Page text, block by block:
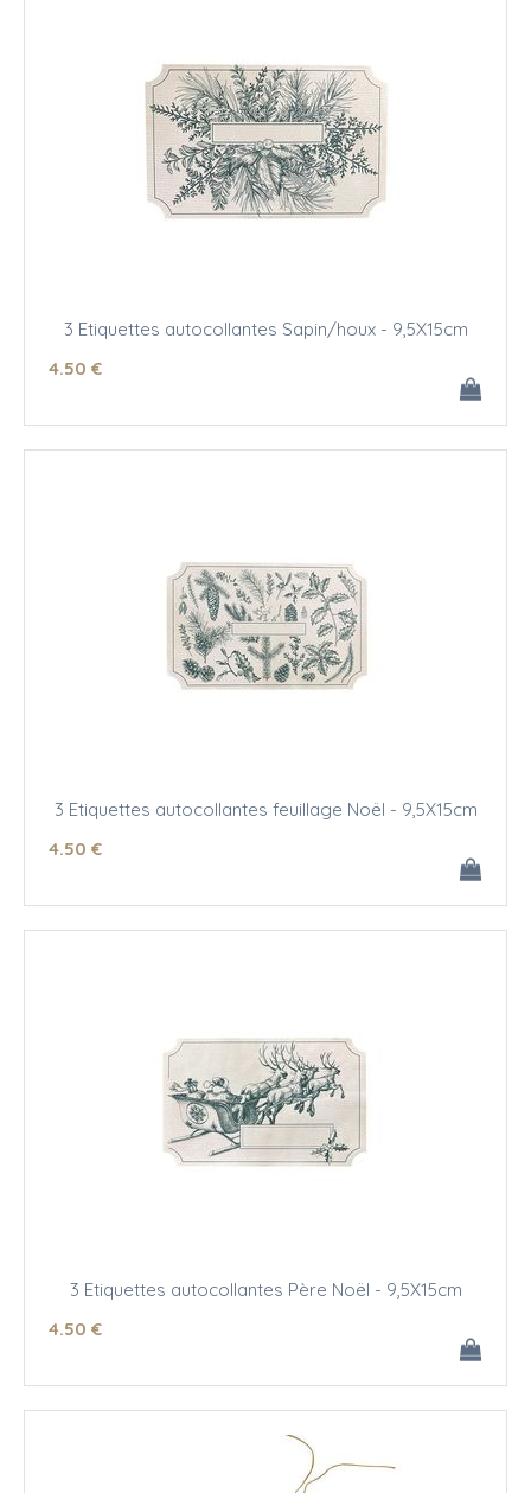
3 Etiquettes autocollantes Sapin/houx - 9,5X15cm
4.50 €
3 Etiquettes autocollantes feuillage Noël - 9,5X15cm
4.50 €
3 Etiquettes autocollantes Père Noël - 9,5X15cm
4.50 €